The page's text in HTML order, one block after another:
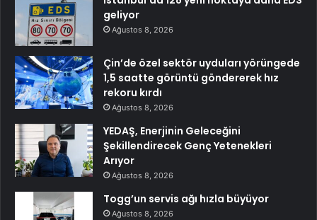
geliyor
Ağustos 8, 2026
Çin’de özel sektör uyduları yörüngede
1,5 saatte görüntü göndererek hız
rekoru kırdı
Ağustos 8, 2026
YEDAŞ, Enerjinin Geleceğini
Şekillendirecek Genç Yetenekleri
Arıyor
Ağustos 8, 2026
Togg’un servis ağı hızla büyüyor
Ağustos 8, 2026